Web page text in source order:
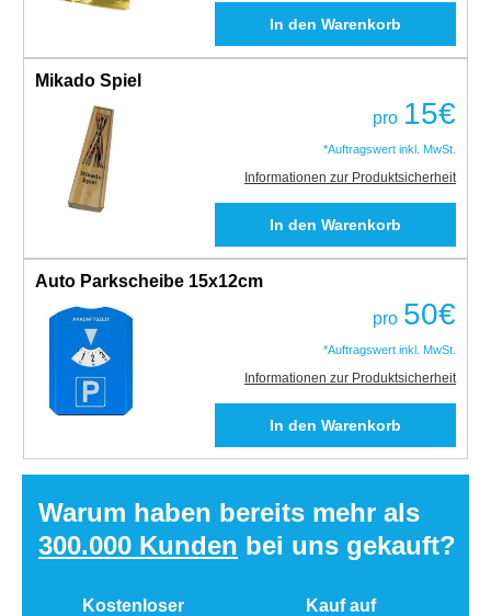
Mikado Spiel
pro 15€
*Auftragswert inkl. MwSt.
Informationen zur Produktsicherheit
Auto Parkscheibe 15x12cm
pro 50€
*Auftragswert inkl. MwSt.
Informationen zur Produktsicherheit
Warum haben bereits mehr als
300.000 Kunden bei uns gekauft?
Kostenloser
Kauf auf